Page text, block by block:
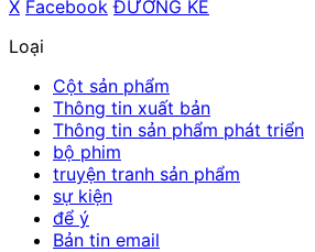
X Facebook ​ ​ĐƯỜNG KẺ
Loại
Cột sản phẩm
Thông tin xuất bản
Thông tin sản phẩm phát triển
bộ phim
truyện tranh sản phẩm
sự kiện
để ý
Bản tin email